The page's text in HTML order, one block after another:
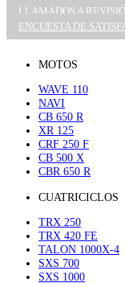
LLAMADOS A
ENCUESTA DE
MOTOS
WAVE 110
NAVI
CB 650 R
XR 125
CRF 250 F
CB 500 X
CBR 650 R
CUATRICICLOS
TRX 250
TRX 420 FE
TALON 1000X-4
SXS 700
SXS 1000